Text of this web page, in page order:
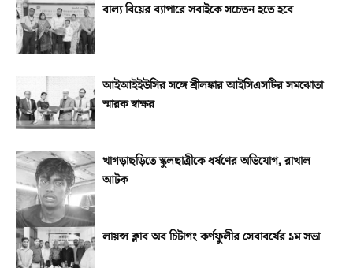
বাল্য বিয়ের ব্যাপারে সবাইকে সচেতন হতে হবে
আইআইইউসির সঙ্গে শ্রীলঙ্কার আইসিএসটির সমঝোতা
স্মারক স্বাক্ষর
খাগড়াছড়িতে স্কুলছাত্রীকে ধর্ষণের অভিযোগ, রাখাল
আটক
লায়ন্স ক্লাব অব চিটাগং কর্ণফুলীর সেবাবর্ষের ১ম সভা